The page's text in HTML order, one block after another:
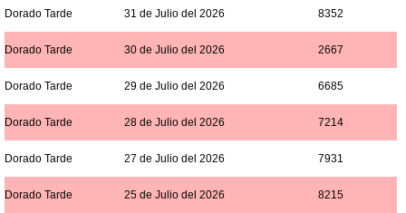
Dorado Tarde 31 de Julio del 2026 8352
Dorado Tarde 30 de Julio del 2026 2667
Dorado Tarde 29 de Julio del 2026 6685
Dorado Tarde 28 de Julio del 2026 7214
Dorado Tarde 27 de Julio del 2026 7931
Dorado Tarde 25 de Julio del 2026 8215